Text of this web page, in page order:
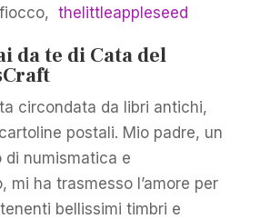
thelittleappleseed
da te di Cata del
circondata da libri antichi,
postali. Mio padre, un
di numismatica e
mi ha trasmesso l’amore per
bellissimi timbri e